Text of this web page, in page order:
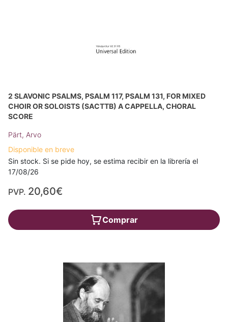
2 SLAVONIC PSALMS, PSALM 117, PSALM 131, FOR MIXED
CHOIR OR SOLOISTS (SACTTB) A CAPPELLA, CHORAL
SCORE
Pärt, Arvo
Disponible en breve
Sin stock. Si se pide hoy, se estima recibir en la librería el
17/08/26
PVP. 20,60€
Comprar